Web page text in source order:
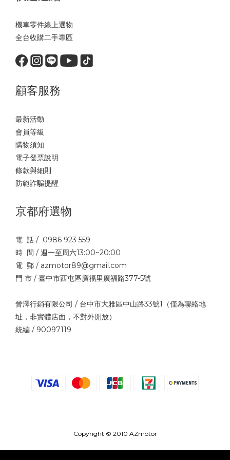
機車零件線上選物
全台收購二手專區
顧客服務
最新活動
會員等級
購物須知
電子發票說明
條款與細則
防範詐騙提醒
京都府選物
電 話 / 0986 923 559
時 間 / 週一至周六13:00~20:00
電 郵 / azmotor89@gmail.com
門 市 / 臺中市西屯區廣福里廣福路377-5號
晉澤行銷有限公司 / 台中市大雅區中山路33號1（僅為聯絡地
址，非實體店面，不對外開放）
統編 / 90097119
Copyright © 2010 AZmotor